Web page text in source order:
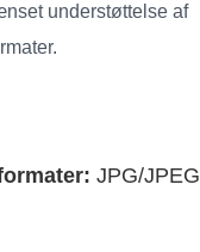
understøttelse af
JPG/